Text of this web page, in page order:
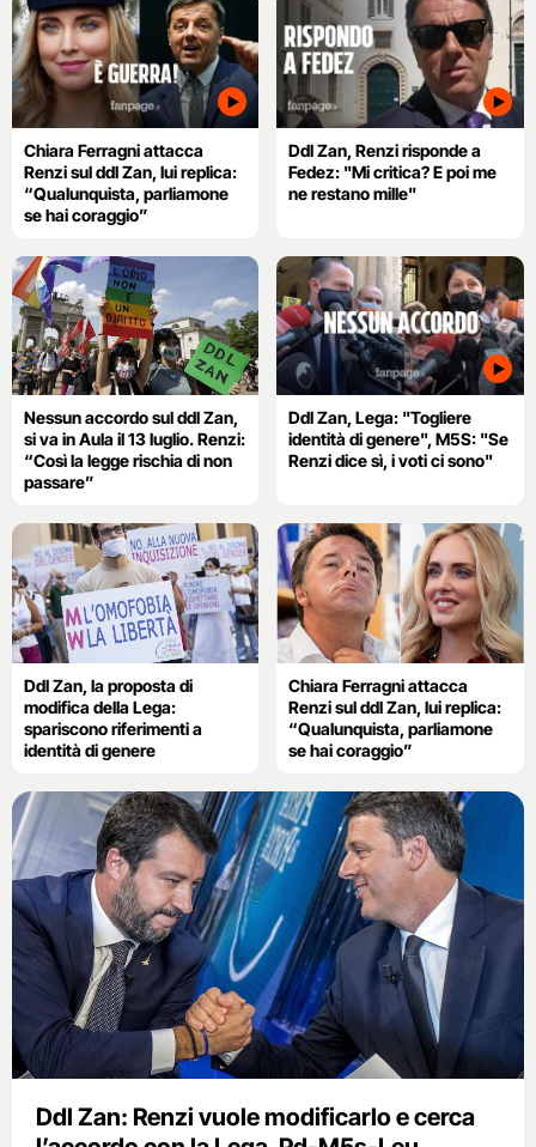
Chiara Ferragni attacca
Renzi sul ddl Zan, lui replica:
“Qualunquista, parliamone
se hai coraggio”
Ddl Zan, Renzi risponde a
Fedez: "Mi critica? E poi me
ne restano mille"
Nessun accordo sul ddl Zan,
si va in Aula il 13 luglio. Renzi:
“Così la legge rischia di non
passare”
Ddl Zan, Lega: "Togliere
identità di genere", M5S: "Se
Renzi dice sì, i voti ci sono"
Ddl Zan, la proposta di
modifica della Lega:
spariscono riferimenti a
identità di genere
Chiara Ferragni attacca
Renzi sul ddl Zan, lui replica:
“Qualunquista, parliamone
se hai coraggio”
Ddl Zan: Renzi vuole modificarlo e cerca